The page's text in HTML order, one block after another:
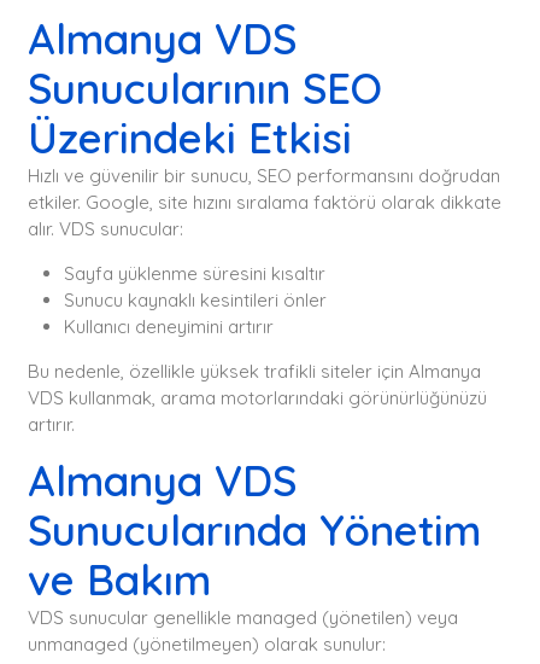
Almanya VDS
Sunucularının SEO
Üzerindeki Etkisi
Hızlı ve güvenilir bir sunucu, SEO performansını doğrudan
etkiler. Google, site hızını sıralama faktörü olarak dikkate
alır. VDS sunucular:
Sayfa yüklenme süresini kısaltır
Sunucu kaynaklı kesintileri önler
Kullanıcı deneyimini artırır
Bu nedenle, özellikle yüksek trafikli siteler için Almanya
VDS kullanmak, arama motorlarındaki görünürlüğünüzü
artırır.
Almanya VDS
Sunucularında Yönetim
ve Bakım
VDS sunucular genellikle managed (yönetilen) veya
unmanaged (yönetilmeyen) olarak sunulur: